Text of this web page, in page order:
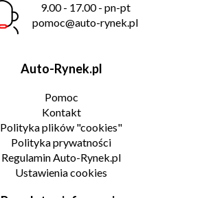
9.00 - 17.00 - pn-pt
pomoc@auto-rynek.pl
Auto-Rynek.pl
Pomoc
Kontakt
Polityka plików "cookies"
Polityka prywatności
Regulamin Auto-Rynek.pl
Ustawienia cookies